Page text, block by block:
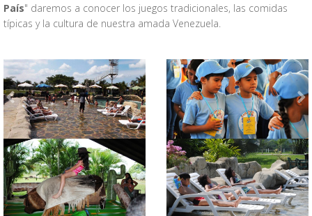
País" daremos a conocer los juegos tradicionales, las comidas
típicas y la cultura de nuestra amada Venezuela.